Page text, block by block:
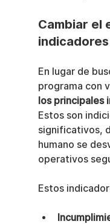
Cambiar el
En lugar de
programa con
los principales
Estos son
significativos,
humano se
operativos
Estos